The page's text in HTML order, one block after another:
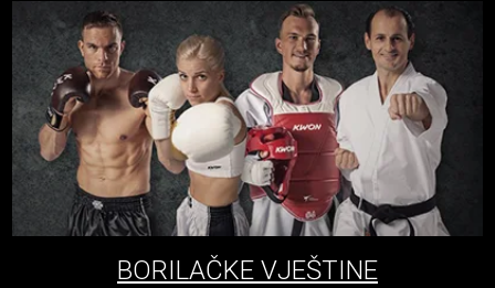
BORILAČKE VJEŠTINE